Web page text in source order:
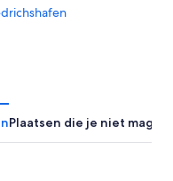
Plaatsen die je niet mag